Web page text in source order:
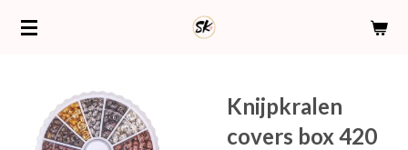
Ga
hoofdinhoud
Knijpkralen
covers box 420